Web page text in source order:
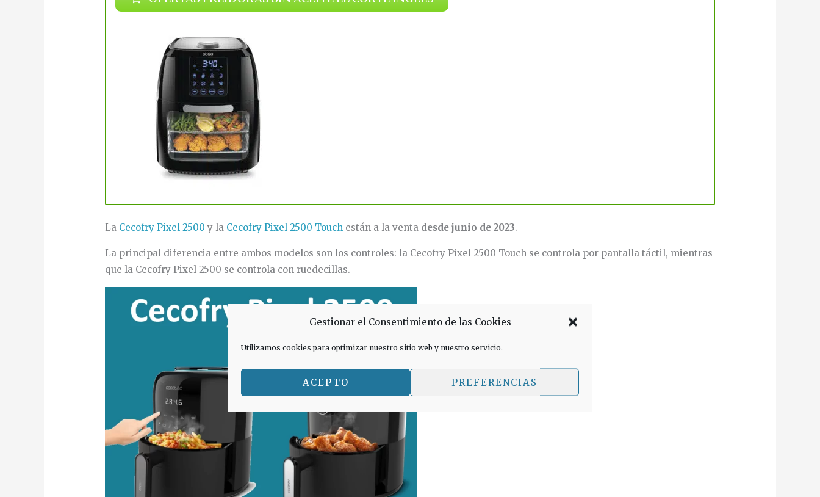
Gestionar el Consentimiento de las Cookies
Utilizamos cookies para optimizar nuestro sitio web y nuestro servicio.
ACEPTO PREFERENCIAS
La Cecofry Pixel 2500 y la Cecofry Pixel 2500 Touch están a la venta desde junio de 2023.
La principal diferencia entre ambos modelos son los controles: la Cecofry Pixel 2500 Touch se controla por pantalla táctil, mientras
que la Cecofry Pixel 2500 se controla con ruedecillas.